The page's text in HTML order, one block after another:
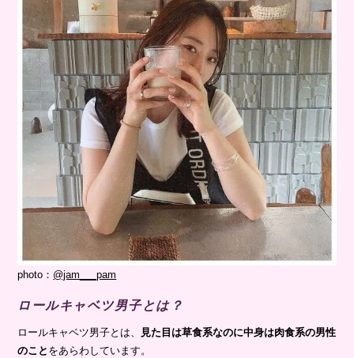
photo： @jam___pam
ロールキャベツ男子とは？
ロールキャベツ男子とは、
見た目は草食系なのに中身は肉食系の男性
のこと をあらわしています。